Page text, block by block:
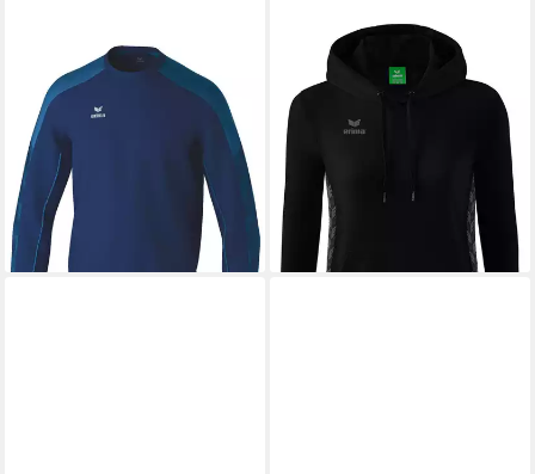
Sweatshirt EVO STAR
Sweatshirt Unisex
Erwachsene
ab 34,99 €
-30%
lieferbar - in 3-4 Werktagen bei dir
Hoodie Damen Essential Team
Kapuzensweat (1-tlg)
ab 41,99 €
-30%
lieferbar - in 3-4 Werktagen bei dir